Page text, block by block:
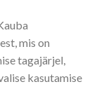
mis on
tagajärjel,
kasutamise